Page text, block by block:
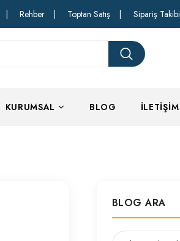
Rehber Toptan Satış Sipariş Takibi
KURUMSAL BLOG İLETIŞIM
BLOG ARA